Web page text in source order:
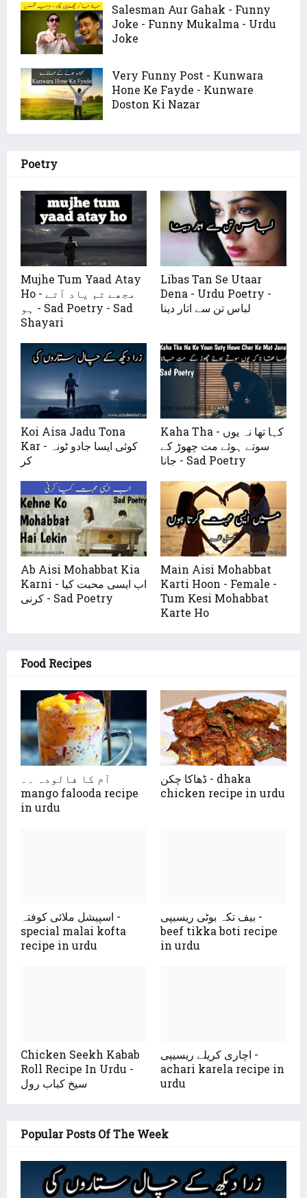
Salesman Aur Gahak - Funny
Joke - Funny Mukalma - Urdu
Joke
Very Funny Post - Kunwara
Hone Ke Fayde - Kunware
Doston Ki Nazar
Poetry
Mujhe Tum Yaad Atay
Ho - مجھے تم یاد آتے
ہو - Sad Poetry - Sad
Shayari
Libas Tan Se Utaar
Dena - Urdu Poetry -
لباس تن سے اتار دینا
Koi Aisa Jadu Tona
Kar - کوئی ایسا جادو ٹونہ
کر
Kaha Tha - کہا تھا نہ یوں
سوتے ہوئے مت چھوڑ کے
جانا - Sad Poetry
Ab Aisi Mohabbat Kia
Karni - اب ایسی محبت کیا
کرنی - Sad Poetry
Main Aisi Mohabbat
Karti Hoon - Female -
Tum Kesi Mohabbat
Karte Ho
Food Recipes
آم کا فالودہ ۔۔
mango falooda recipe
in urdu
ڈھاکا چکن - dhaka
chicken recipe in urdu
اسپیشل ملائی کوفتہ -
special malai kofta
recipe in urdu
بیف تکہ بوٹی ریسیپی -
beef tikka boti recipe
in urdu
Chicken Seekh Kabab
Roll Recipe In Urdu -
سیخ کباب رول
اچاری کریلے ریسیپی -
achari karela recipe in
urdu
Popular Posts Of The Week